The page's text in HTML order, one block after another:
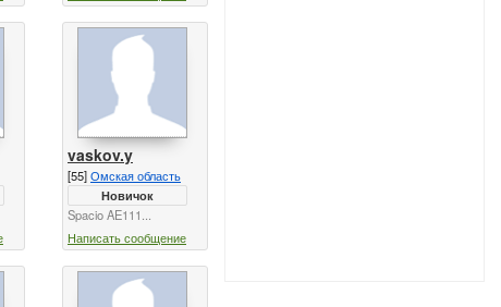
vaskov.y
[55]Омская область
Новичок
Spacio AE111...
Написать сообщение